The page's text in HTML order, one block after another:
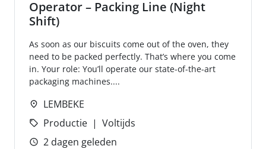
Operator – Packing Line (Night
Shift)
As soon as our biscuits come out of the oven, they
need to be packed perfectly. That’s where you come
in. Your role: You’ll operate our state-of-the-art
packaging machines....
LEMBEKE
Productie
Voltijds
2 dagen geleden